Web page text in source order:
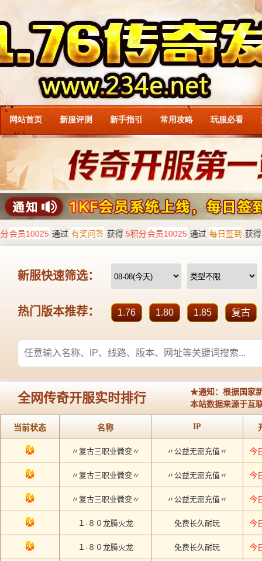
网站首页 新服评测 新手指引 常用攻略 玩服必看